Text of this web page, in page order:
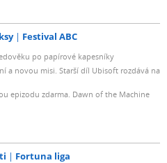
Festival ABC
po papírové kapesníky
a novou misi. Starší díl Ubisoft rozdává na
epizodu zdarma. Dawn of the Machine
Fortuna liga